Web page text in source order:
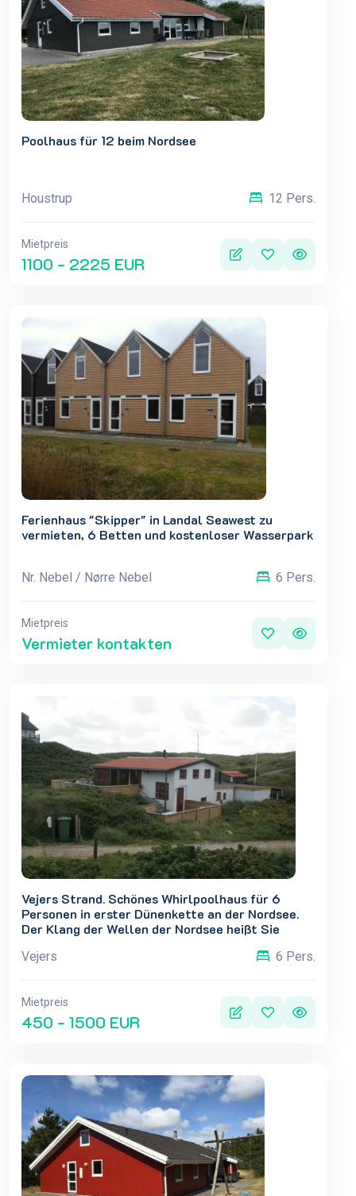
Poolhaus für 12 beim Nordsee
Houstrup 12 Pers.
Mietpreis
1100 - 2225 EUR
Ferienhaus "Skipper" in Landal Seawest zu
vermieten, 6 Betten und kostenloser Wasserpark
Nr. Nebel / Nørre Nebel 6 Pers.
Mietpreis
Vermieter kontakten
Vejers Strand. Schönes Whirlpoolhaus für 6
Personen in erster Dünenkette an der Nordsee.
Der Klang der Wellen der Nordsee heißt Sie
stimmungsvolle Atmosphäre, noch bevor Sie das
Vejers 6 Pers.
Mietpreis
450 - 1500 EUR